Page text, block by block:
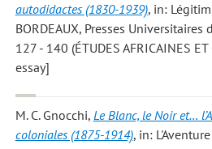
autodidactes (1830-1939), in:
BORDEAUX, Presses
127 - 140 (ÉTUDES AFRICAINES
essay]
M. C. Gnocchi, Le Blanc, le Noir et…
coloniales (1875-1914), in: